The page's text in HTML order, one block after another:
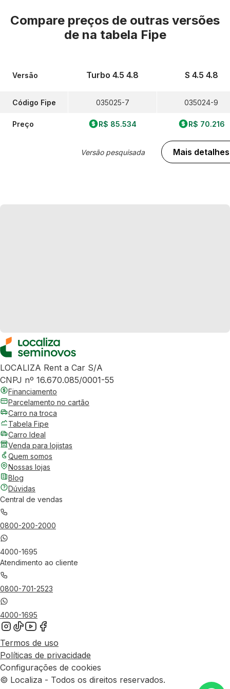
Compare preços de outras versões
de na tabela Fipe
Versão
Código Fipe
Preço
Turbo 4.5 4.8
035025-7
R$ 85.534
Versão pesquisada
S 4.5 4.8
035024-9
R$ 70.216
Mais detalhes
LOCALIZA Rent a Car S/A
CNPJ nº 16.670.085/0001-55
Financiamento
Parcelamento no cartão
Carro na troca
Tabela Fipe
Carro Ideal
Venda para lojistas
Quem somos
Nossas lojas
Blog
Dúvidas
Central de vendas
0800-200-2000
4000-1695
Atendimento ao cliente
0800-701-2523
4000-1695
Termos de uso
Políticas de privacidade
Configurações de cookies
© Localiza - Todos os direitos reservados.